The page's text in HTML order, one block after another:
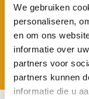
We gebruiken
personaliseren,
en om ons
informatie over
partners voor
partners kunnen
informatie die u
Tibber Pulse |
€ 89,- €